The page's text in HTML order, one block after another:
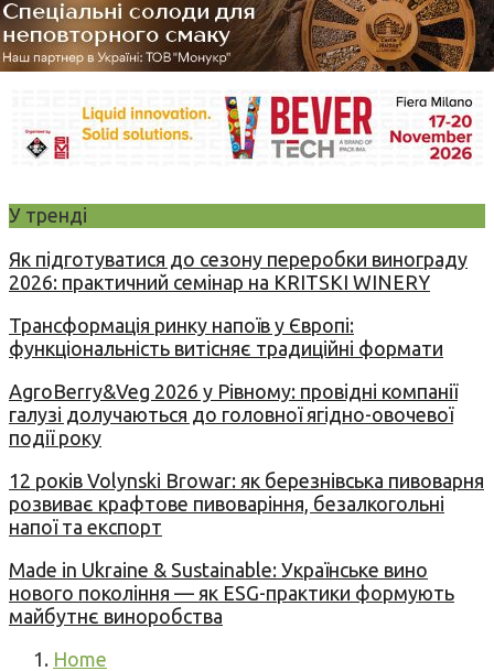
У тренді
Як підготуватися до сезону переробки винограду
2026: практичний семінар на KRITSKI WINERY
Трансформація ринку напоїв у Європі:
функціональність витісняє традиційні формати
AgroBerry&Veg 2026 у Рівному: провідні компанії
галузі долучаються до головної ягідно-овочевої
події року
12 років Volynski Browar: як березнівська пивоварня
розвиває крафтове пивоваріння, безалкогольні
напої та експорт
Made in Ukraine & Sustainable: Українське вино
нового покоління — як ESG-практики формують
майбутнє виноробства
Home